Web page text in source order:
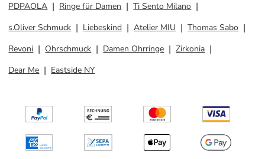
PDPAOLA
Ringe für Damen
Ti Sento Milano
s.Oliver Schmuck
Liebeskind Atelier MIU
Thomas Sabo
Revoni
Ohrschmuck Damen Ohrringe
Zirkonia
Dear Me
Eastside NY